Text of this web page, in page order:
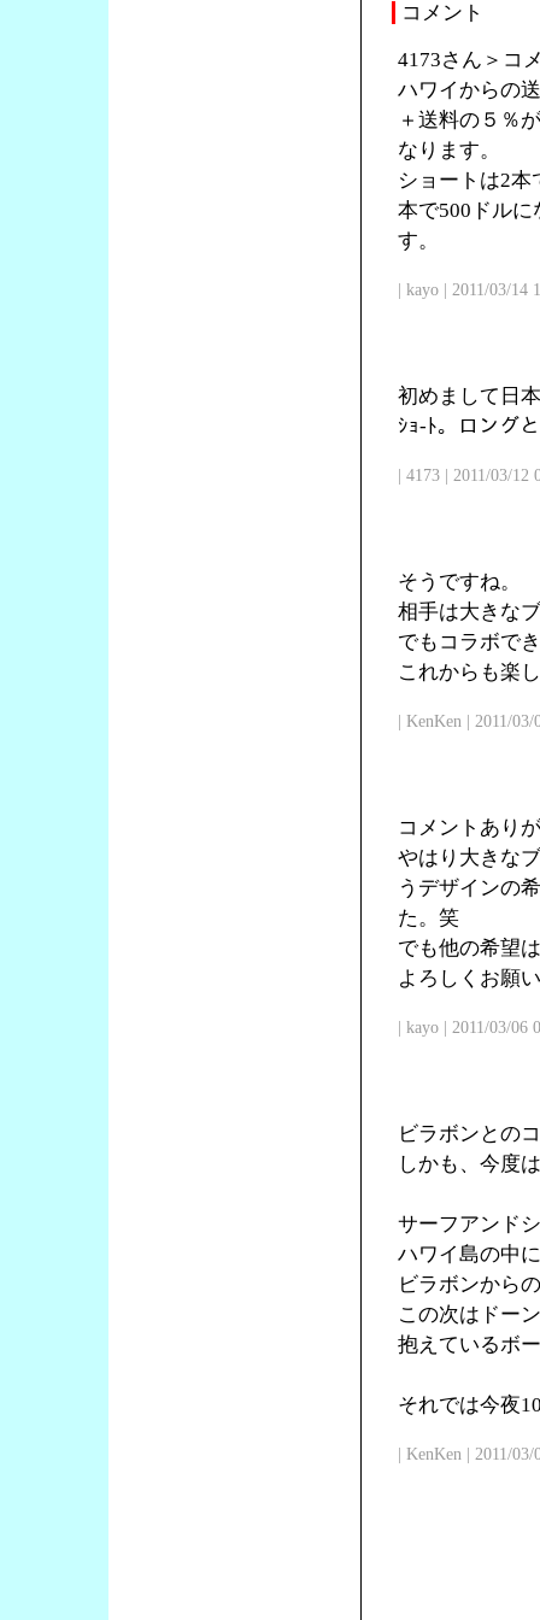
コメント
4173さん＞コ
ハワイからの
＋送料の５％
なります。
ショートは2本
本で500ドル
す。
| kayo | 2011/03/14
初めまして日
ｼｮ-ﾄ。ロング
| 4173 | 2011/03/12
そうですね。
相手は大きな
でもコラボで
これからも楽
| KenKen | 2011/
コメントあり
やはり大きな
うデザインの
た。笑
でも他の希望
よろしくお願
| kayo | 2011/03/06
ビラボンとの
しかも、今度
サーフアンド
ハワイ島の中
ビラボンから
この次はドー
抱えているボ
それでは今夜
| KenKen | 2011/